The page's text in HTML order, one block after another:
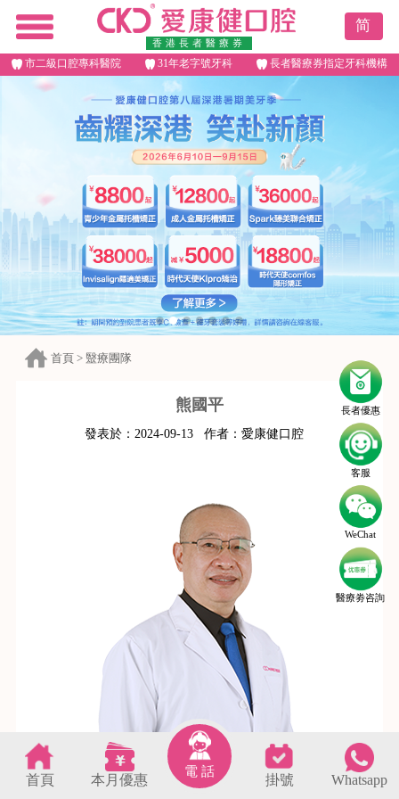
香港長者醫療券
简
市二級口腔專科醫院 31年老字號牙科 長者醫療券指定牙科機構
長者優惠
客服
WeChat
醫療劵咨詢
首頁 > 毉療團隊
熊國平
發表於： 2024-09-13 作者： 愛康健口腔
首頁 本月優惠
電 話
掛號 Whatsapp